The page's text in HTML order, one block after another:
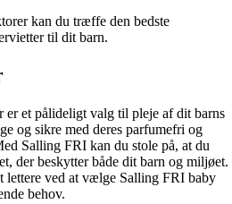
kan du træffe den bedste
til dit barn.
er et pålideligt valg til pleje af dit barns
og sikre med deres parfumefri og
Salling FRI kan du stole på, at du
der beskytter både dit barn og miljøet.
ved at vælge Salling FRI baby
behov.